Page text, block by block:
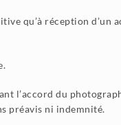
qu’à réception
l’accord du
préavis ni indemnité.